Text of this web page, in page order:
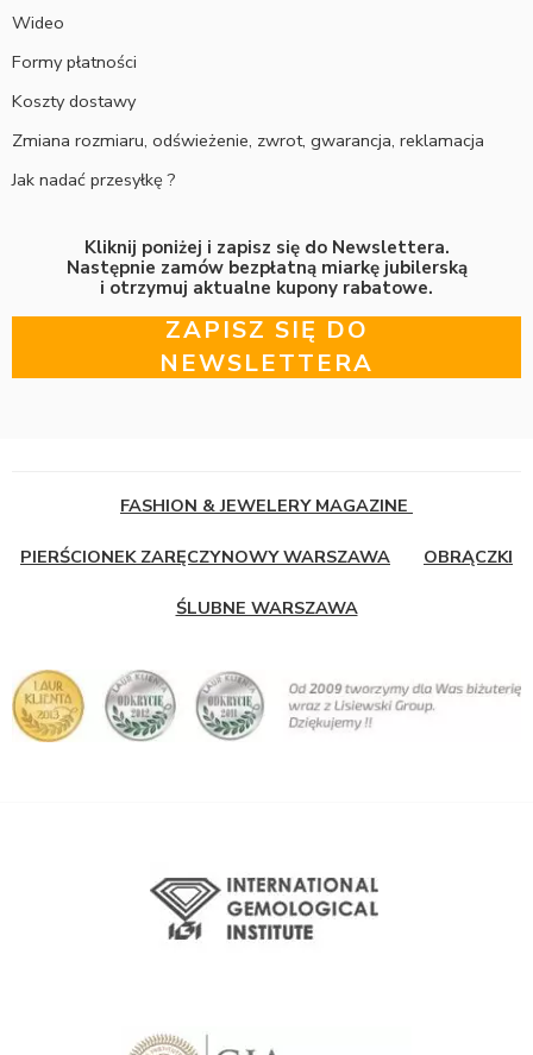
Wideo
Formy płatności
Koszty dostawy
Zmiana rozmiaru, odświeżenie, zwrot, gwarancja, reklamacja
Jak nadać przesyłkę ?
Kliknij poniżej i zapisz się do Newslettera.
Następnie zamów bezpłatną miarkę jubilerską
i otrzymuj aktualne kupony rabatowe.
ZAPISZ SIĘ DO
NEWSLETTERA
FASHION & JEWELERY MAGAZINE
PIERŚCIONEK ZARĘCZYNOWY WARSZAWA OBRĄCZKI
ŚLUBNE WARSZAWA